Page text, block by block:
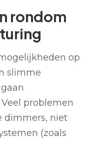
rondom
op
slimme
problemen
dimmers, niet
(zoals